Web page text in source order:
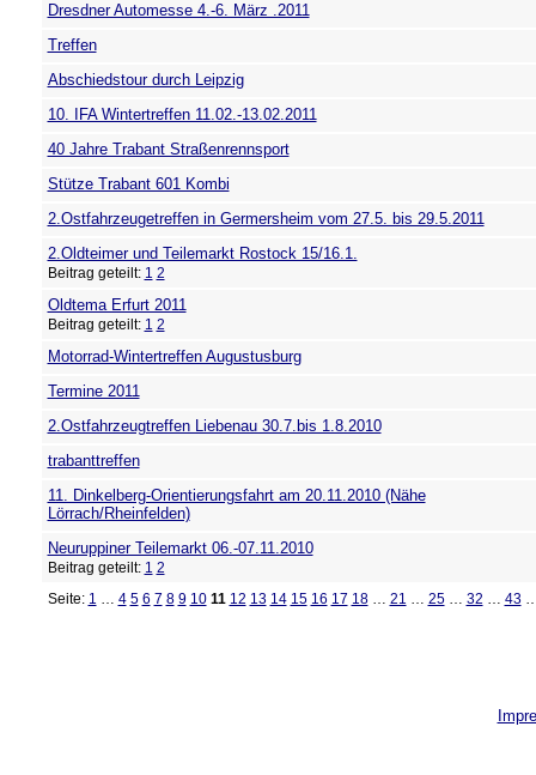
Dresdner Automesse 4.-6. März .2011
Treffen
Abschiedstour durch Leipzig
10. IFA Wintertreffen 11.02.-13.02.2011
40 Jahre Trabant Straßenrennsport
Stütze Trabant 601 Kombi
2.Ostfahrzeugetreffen in Germersheim vom 27.5. bis 29.5.2011
2.Oldteimer und Teilemarkt Rostock 15/16.1.
Beitrag geteilt: 1 2
Oldtema Erfurt 2011
Beitrag geteilt: 1 2
Motorrad-Wintertreffen Augustusburg
Termine 2011
2.Ostfahrzeugtreffen Liebenau 30.7.bis 1.8.2010
trabanttreffen
11. Dinkelberg-Orientierungsfahrt am 20.11.2010 (Nähe
Lörrach/Rheinfelden)
Neuruppiner Teilemarkt 06.-07.11.2010
Beitrag geteilt: 1 2
Seite: 1 … 4 5 6 7 8 9 10 11 12 13 14 15 16 17 18… 21 … 25… 32 … 43